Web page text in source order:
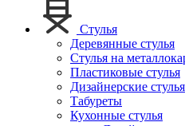
Стулья
Деревянные стулья
Стулья на
Пластиковые стулья
Дизайнерские стулья
Табуреты
Кухонные стулья